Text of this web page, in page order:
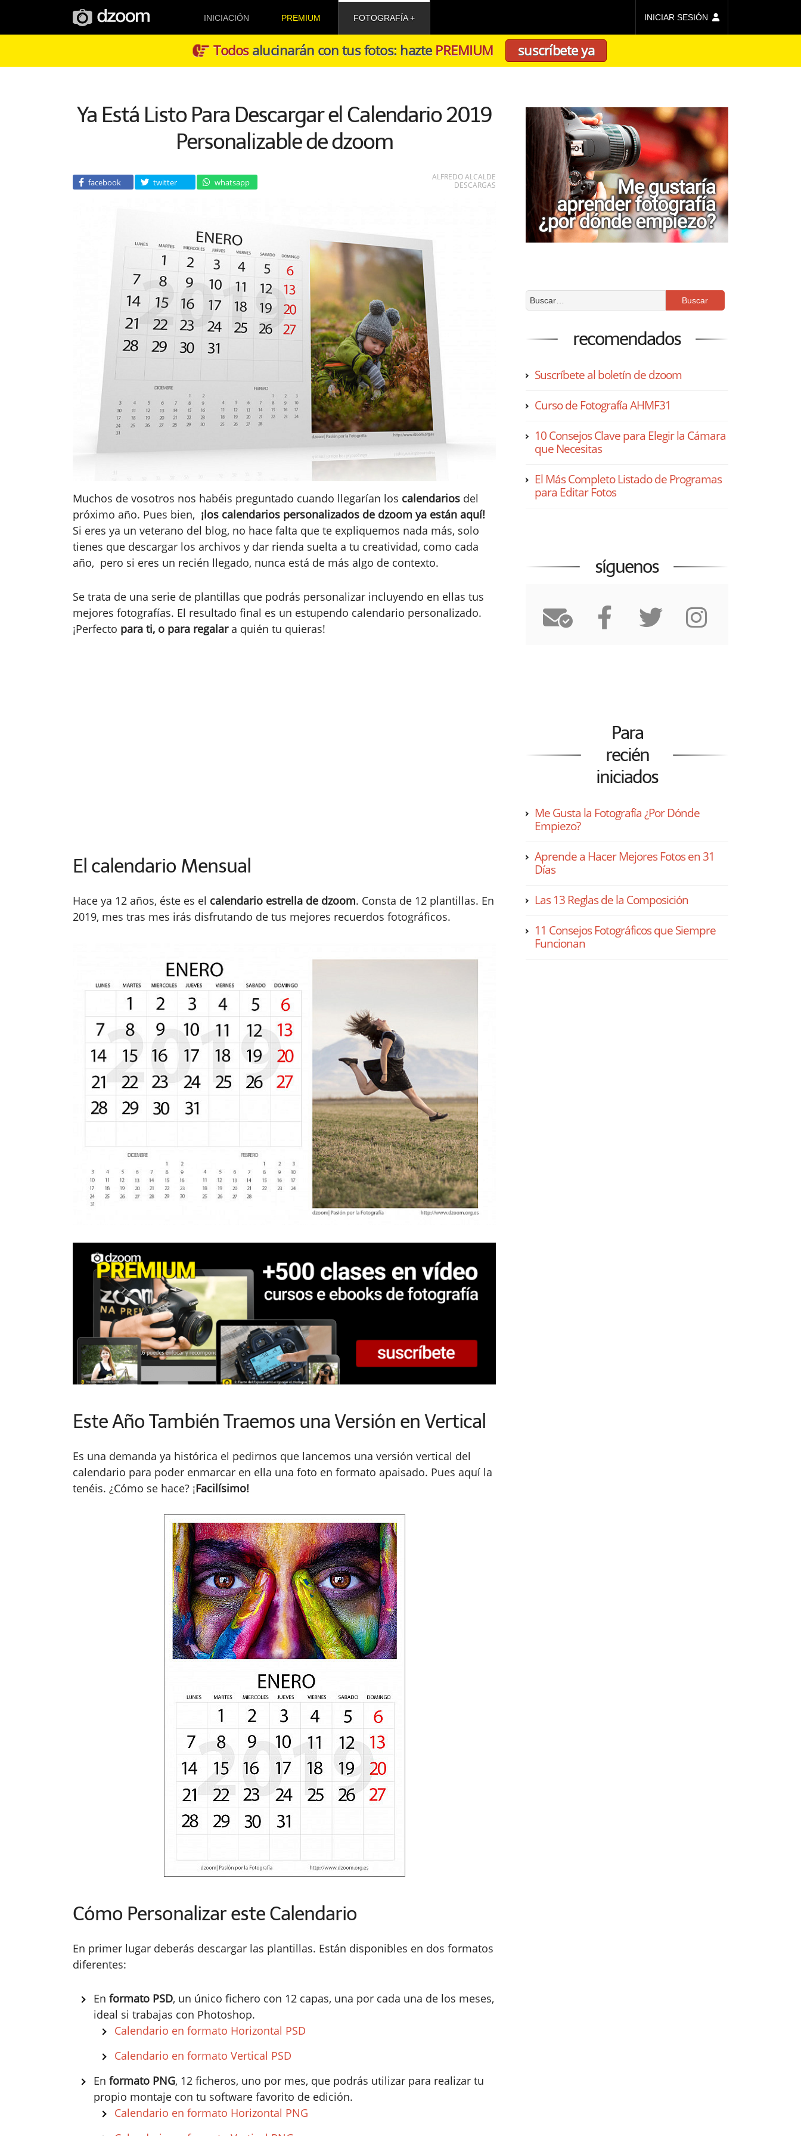
INICIACIÓN PREMIUM FOTOGRAFÍA INICIAR SESIÓN
Todosalucinarán con tus fotos: hazte PREMIUM suscríbete ya
Ya Está Listo Para Descargar el Calendario 2019
Personalizable de dzoom
facebook twitter whatsapp
ALFREDO ALCALDE
DESCARGAS
Muchos de vosotros nos habéis preguntado cuando llegarían los calendarios del
próximo año. Pues bien, ¡los calendarios personalizados de dzoom ya están aquí!
Si eres ya un veterano del blog, no hace falta que te expliquemos nada más, solo
tienes que descargar los archivos y dar rienda suelta a tu creatividad, como cada
año, pero si eres un recién llegado, nunca está de más algo de contexto.
Se trata de una serie de plantillas que podrás personalizar incluyendo en ellas tus
mejores fotografías. El resultado final es un estupendo calendario personalizado.
¡Perfecto para ti, o para regalara quién tu quieras!
El calendario Mensual
Hace ya 12 años, éste es el calendario estrella de dzoom. Consta de 12 plantillas. En
2019, mes tras mes irás disfrutando de tus mejores recuerdos fotográficos.
Este Año También Traemos una Versión en Vertical
Es una demanda ya histórica el pedirnos que lancemos una versión vertical del
calendario para poder enmarcar en ella una foto en formato apaisado. Pues aquí la
tenéis. ¿Cómo se hace? ¡Facilísimo!
Cómo Personalizar este Calendario
En primer lugar deberás descargar las plantillas. Están disponibles en dos formatos
diferentes:
En formato PSD, un único fichero con 12 capas, una por cada una de los meses,
ideal si trabajas con Photoshop.
Calendario en formato Horizontal PSD
Calendario en formato Vertical PSD
En formato PNG, 12 ficheros, uno por mes, que podrás utilizar para realizar tu
propio montaje con tu software favorito de edición.
Calendario en formato Horizontal PNG
recomendados
Suscríbete al boletín de dzoom
Curso de Fotografía AHMF31
10 Consejos Clave para Elegir la Cámara
que Necesitas
El Más Completo Listado de Programas
para Editar Fotos
síguenos
Para
recién
iniciados
Me Gusta la Fotografía ¿Por Dónde
Empiezo?
Aprende a Hacer Mejores Fotos en 31
Días
Las 13 Reglas de la Composición
11 Consejos Fotográficos que Siempre
Funcionan